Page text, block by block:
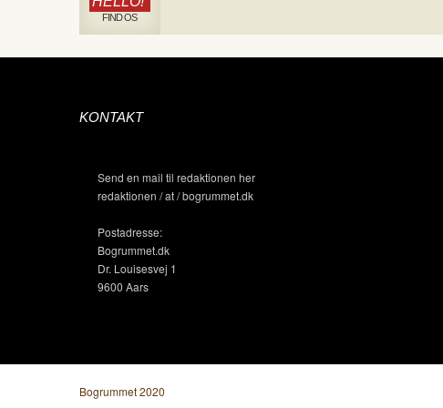
FIND OS
KONTAKT
Send en mail til redaktionen her
redaktionen / at / bogrummet.dk
Postadresse:
Bogrummet.dk
Dr. Louisesvej 1
9600 Aars
Bogrummet 2020